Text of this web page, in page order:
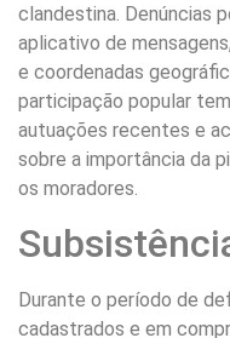
clandestina. Denúncias
aplicativo de
e coordenadas
participação popular
autuações recentes e
sobre a importância da
os moradores.
Durante o período de
cadastrados e em